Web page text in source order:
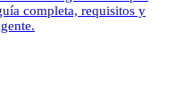
completa, requisitos y